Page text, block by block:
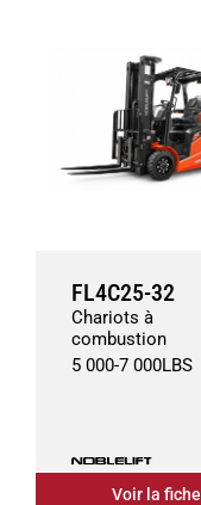
FL4C25-32
Chariots à
combustion
5 000-7 000LBS
Voir la fiche